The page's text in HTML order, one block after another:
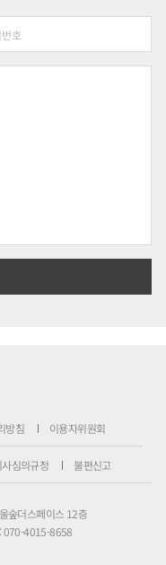
방침 이용자위원회
사심의규정 불편신고
숲더스페이스 12층
070-4015-8658